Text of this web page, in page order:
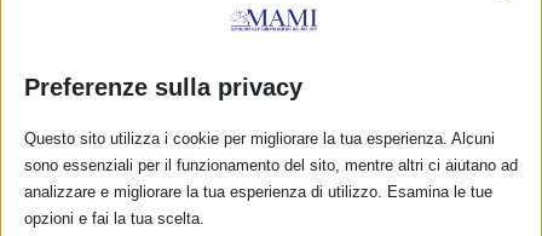
chiara al Ministero e all’ISS sulle politiche per
4 Luglio 2023
Preferenze sulla privacy
Questo sito utilizza i cookie per migliorare la tua esperienza. Alcuni
sono essenziali per il funzionamento del sito, mentre altri ci aiutano ad
analizzare e migliorare la tua esperienza di utilizzo. Esamina le tue
opzioni e fai la tua scelta.